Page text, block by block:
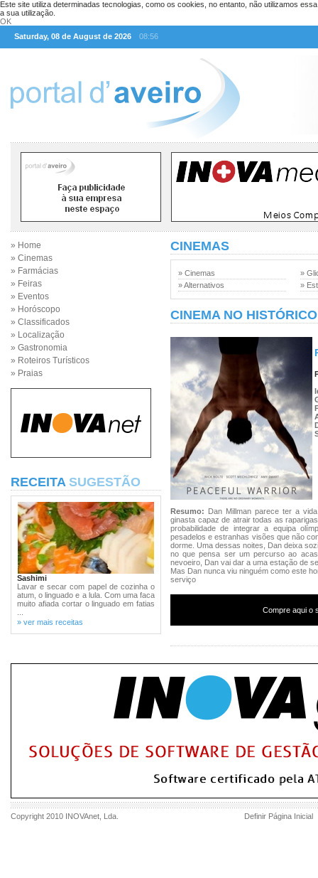
Este site utiliza determinadas tecnologias, como os cookies, no entanto, não utilizamos
a sua utilização.
OK
Saturday, 08 de August de 2026
08:56
» Home
» Cinemas
» Farmácias
» Feiras
» Eventos
» Horóscopo
» Classificados
» Localização
» Gastronomia
» Roteiros Turísticos
» Praias
RECEITA SUGESTÃO
Sashimi
Lavar e secar com papel de cozinha o
atum, o linguado e a lula. Com uma faca
muito afiada cortar o linguado em fatias
» ver mais receitas
CINEMAS
» Cinemas
» Alternativos
»
»
CINEMA NO HISTÓRICO
Resumo: Dan Millman parece ter a
ginasta capaz de atrair todas as
probabilidade de integrar a equipa
pesadelos e estranhas visões que não
dorme. Uma dessas noites, Dan deixa
no que pensa ser um percurso ao
nevoeiro, Dan vai dar a uma estação de
Mas Dan nunca viu ninguém como este
serviço
Compre aqui o
Copyright 2010 INOVAnet , Lda. Definir Página Inicial